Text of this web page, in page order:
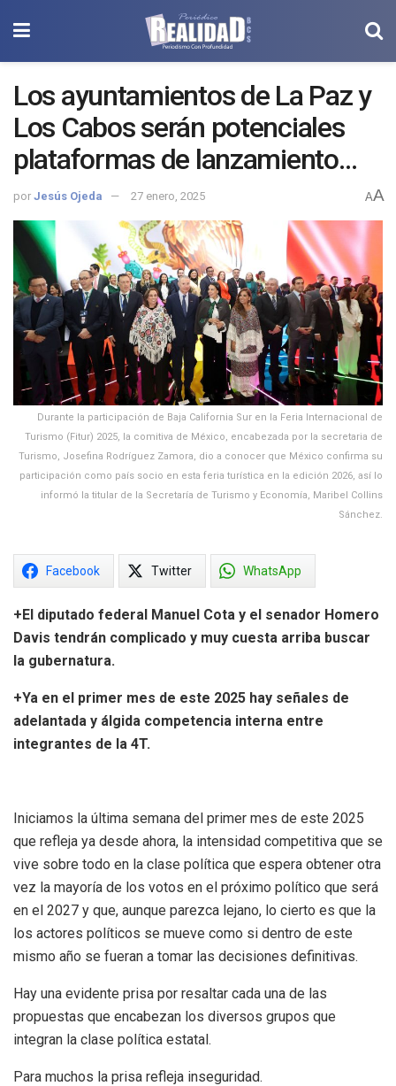
Los ayuntamientos de La Paz y
Los Cabos serán potenciales
plataformas de lanzamiento
hacia la sucesión del 2027.
por Jesús Ojeda 27 enero, 2025 AA
Durante la participación de Baja California Sur en la Feria Internacional de
Turismo (Fitur) 2025, la comitiva de México, encabezada por la secretaria de
Turismo, Josefina Rodríguez Zamora, dio a conocer que México confirma su
participación como país socio en esta feria turística en la edición 2026, así lo
informó la titular de la Secretaría de Turismo y Economía, Maribel Collins
Sánchez.
Facebook Twitter WhatsApp
+El diputado federal Manuel Cota y el senador Homero
Davis tendrán complicado y muy cuesta arriba buscar
la gubernatura.
+Ya en el primer mes de este 2025 hay señales de
adelantada y álgida competencia interna entre
integrantes de la 4T.
Iniciamos la última semana del primer mes de este 2025
que refleja ya desde ahora, la intensidad competitiva que se
vive sobre todo en la clase política que espera obtener otra
vez la mayoría de los votos en el próximo político que será
en el 2027 y que, aunque parezca lejano, lo cierto es que la
los actores políticos se mueve como si dentro de este
mismo año se fueran a tomar las decisiones definitivas.
Hay una evidente prisa por resaltar cada una de las
propuestas que encabezan los diversos grupos que
integran la clase política estatal.
Para muchos la prisa refleja inseguridad.